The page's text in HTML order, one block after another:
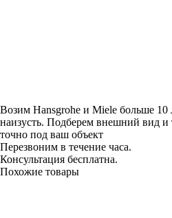
Возим Hansgrohe и Miele больше 10
наизусть. Подберем внешний вид и
точно под ваш объект
Перезвоним в течение часа.
Консультация бесплатна.
Похожие товары